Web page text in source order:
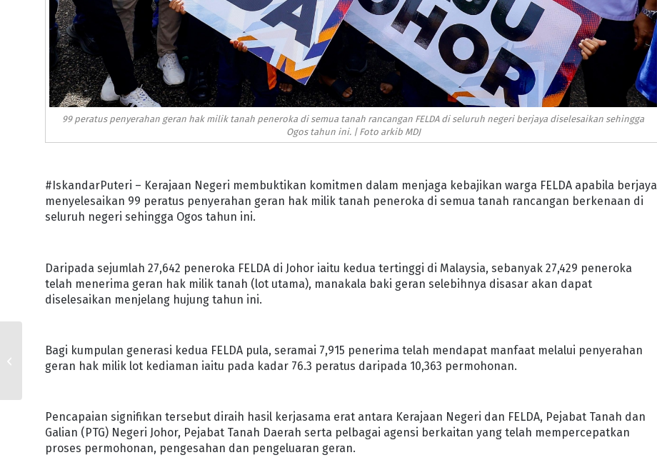
99 peratus penyerahan geran hak milik tanah peneroka di semua tanah rancangan FELDA di seluruh negeri berjaya diselesaikan sehingga
Ogos tahun ini. | Foto arkib MDJ
#IskandarPuteri – Kerajaan Negeri membuktikan komitmen dalam menjaga kebajikan warga FELDA apabila berjaya
menyelesaikan 99 peratus penyerahan geran hak milik tanah peneroka di semua tanah rancangan berkenaan di
seluruh negeri sehingga Ogos tahun ini.
Daripada sejumlah 27,642 peneroka FELDA di Johor iaitu kedua tertinggi di Malaysia, sebanyak 27,429 peneroka
telah menerima geran hak milik tanah (lot utama), manakala baki geran selebihnya disasar akan dapat
diselesaikan menjelang hujung tahun ini.
Bagi kumpulan generasi kedua FELDA pula, seramai 7,915 penerima telah mendapat manfaat melalui penyerahan
geran hak milik lot kediaman iaitu pada kadar 76.3 peratus daripada 10,363 permohonan.
Pencapaian signifikan tersebut diraih hasil kerjasama erat antara Kerajaan Negeri dan FELDA, Pejabat Tanah dan
Galian (PTG) Negeri Johor, Pejabat Tanah Daerah serta pelbagai agensi berkaitan yang telah mempercepatkan
proses permohonan, pengesahan dan pengeluaran geran.
RM11 JUTA BAGI
MEMPERKASAKAN